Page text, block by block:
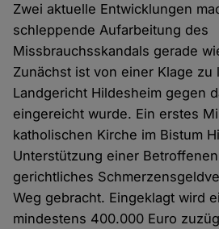
Zwei aktuelle Entwicklungen
schleppende Aufarbeitung des
Missbrauchsskandals gerade
Zunächst ist von einer Klage zu
Landgericht Hildesheim gegen
eingereicht wurde. Ein erstes
katholischen Kirche im Bistum
Unterstützung einer
gerichtliches
Weg gebracht. Eingeklagt wird
mindestens 400.000 Euro